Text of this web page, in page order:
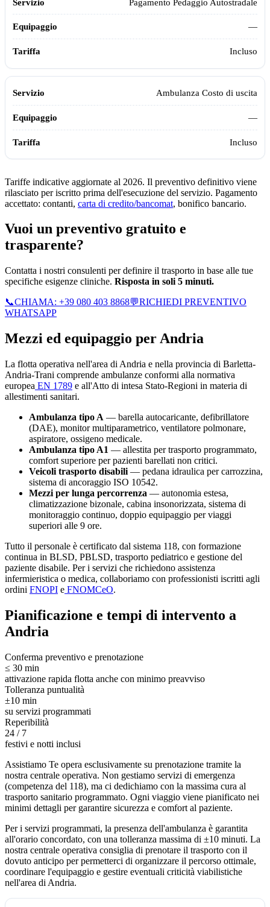
—
Incluso
Ambulanza Costo di uscita
—
Incluso
Tariffe indicative aggiornate al 2026. Il preventivo definitivo viene
rilasciato per iscritto prima dell'esecuzione del servizio. Pagamento
accettato: contanti, carta di credito/bancomat, bonifico bancario.
Vuoi un preventivo gratuito e
trasparente?
Contatta i nostri consulenti per definire il trasporto in base alle tue
specifiche esigenze cliniche. Risposta in soli 5 minuti.
📞CHIAMA: +39 080 403 8868💬RICHIEDI PREVENTIVO
WHATSAPP
Mezzi ed equipaggio perAndria
La flotta operativa nell'area di Andria e nella provincia di Barletta-
Andria-Trani comprende ambulanze conformi alla normativa
europea EN 1789 e all'Atto di intesa Stato-Regioni in materia di
allestimenti sanitari.
Ambulanza tipo A — barella autocaricante, defibrillatore
(DAE), monitor multiparametrico, ventilatore polmonare,
aspiratore, ossigeno medicale.
Ambulanza tipo A1 — allestita per trasporto programmato,
comfort superiore per pazienti barellati non critici.
Veicoli trasporto disabili — pedana idraulica per carrozzina,
sistema di ancoraggio ISO 10542.
Mezzi per lunga percorrenza — autonomia estesa,
climatizzazione bizonale, cabina insonorizzata, sistema di
monitoraggio continuo, doppio equipaggio per viaggi
superiori alle 9 ore.
Tutto il personale è certificato dal sistema 118, con formazione
continua in BLSD, PBLSD, trasporto pediatrico e gestione del
paziente disabile. Per i servizi che richiedono assistenza
infermieristica o medica, collaboriamo con professionisti iscritti agli
ordini FNOPI e FNOMCeO.
Pianificazione e tempi di intervento a
Andria
Conferma preventivo e prenotazione
≤ 30 min
attivazione rapida flotta anche con minimo preavviso
Tolleranza puntualità
±10 min
su servizi programmati
Reperibilità
24 / 7
festivi e notti inclusi
Assistiamo Te opera esclusivamente su prenotazione tramite la
nostra centrale operativa. Non gestiamo servizi di emergenza
(competenza del 118), ma ci dedichiamo con la massima cura al
trasporto sanitario programmato. Ogni viaggio viene pianificato nei
minimi dettagli per garantire sicurezza e comfort al paziente.
Per i servizi programmati, la presenza dell'ambulanza è garantita
all'orario concordato, con una tolleranza massima di ±10 minuti. La
nostra centrale operativa consiglia di prenotare il trasporto con il
dovuto anticipo per permetterci di organizzare il percorso ottimale,
coordinare l'equipaggio e gestire eventuali criticità viabilistiche
nell'area di Andria.
Modalità di gestione e pianificazione dell'ambulanza privata